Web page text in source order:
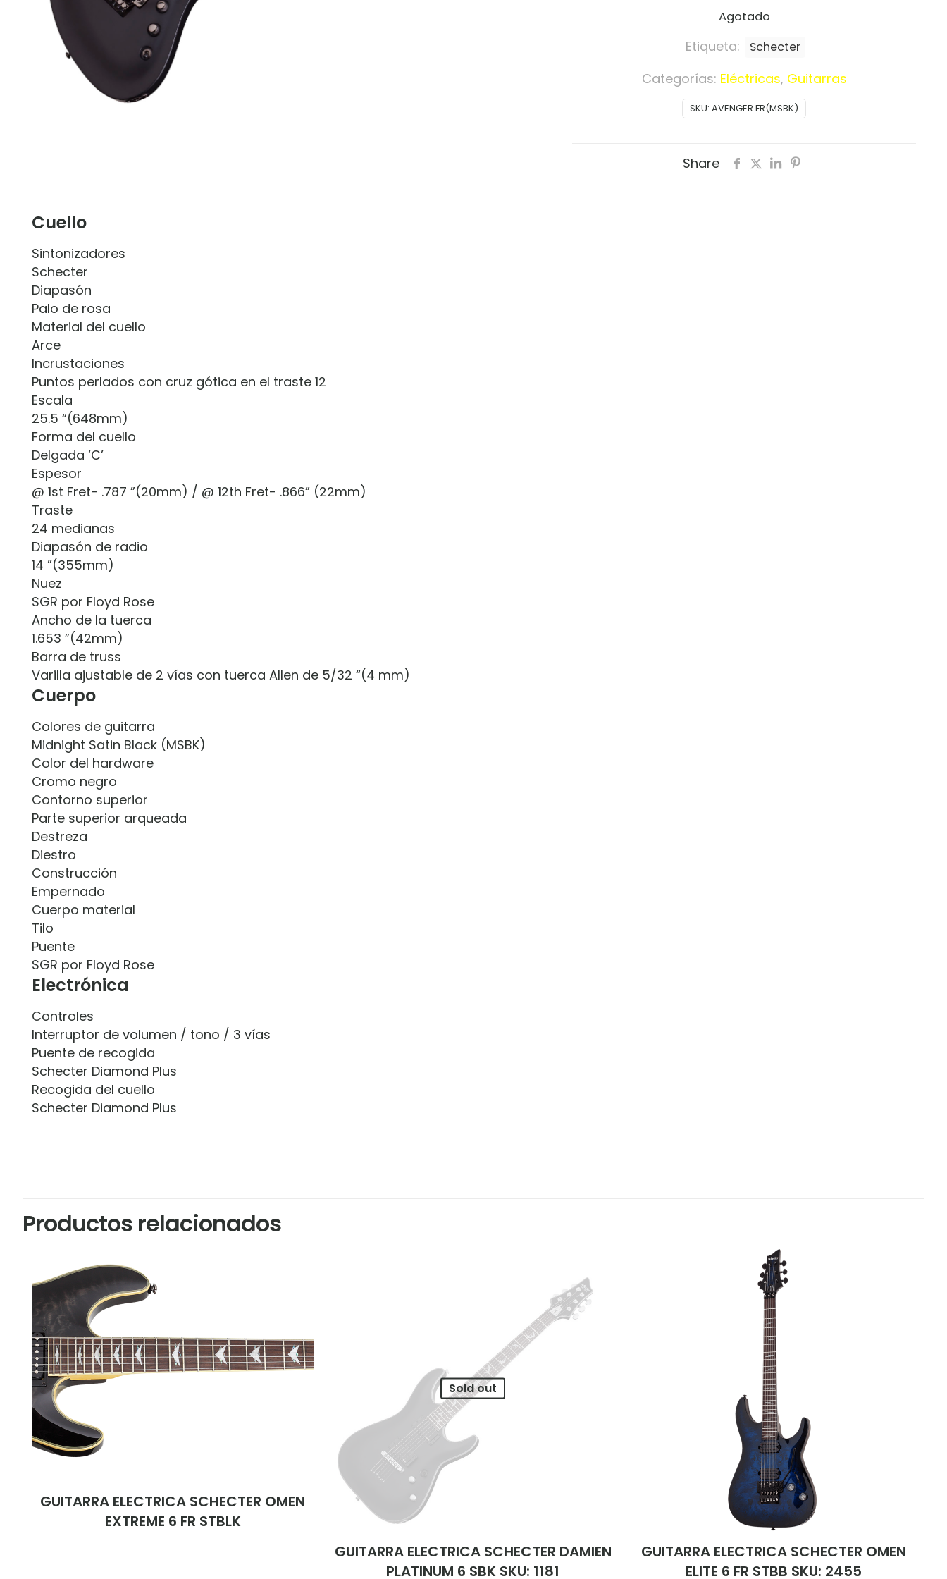
Agotado
SKU: AVENGER FR(MSBK)
Categorías: Eléctricas, Guitarras
Etiqueta: Schecter
Share
Cuello
Sintonizadores
Schecter
Diapasón
Palo de rosa
Material del cuello
Arce
Incrustaciones
Puntos perlados con cruz gótica en el traste 12
Escala
25.5 “(648mm)
Forma del cuello
Delgada ‘C’
Espesor
@ 1st Fret- .787 ”(20mm) / @ 12th Fret- .866” (22mm)
Traste
24 medianas
Diapasón de radio
14 ”(355mm)
Nuez
SGR por Floyd Rose
Ancho de la tuerca
1.653 ”(42mm)
Barra de truss
Varilla ajustable de 2 vías con tuerca Allen de 5/32 “(4 mm)
Cuerpo
Colores de guitarra
Midnight Satin Black (MSBK)
Color del hardware
Cromo negro
Contorno superior
Parte superior arqueada
Destreza
Diestro
Construcción
Empernado
Cuerpo material
Tilo
Puente
SGR por Floyd Rose
Electrónica
Controles
Interruptor de volumen / tono / 3 vías
Puente de recogida
Schecter Diamond Plus
Recogida del cuello
Schecter Diamond Plus
Productos relacionados
GUITARRA ELECTRICA SCHECTER OMEN
EXTREME 6 FR STBLK
Sold out
GUITARRA ELECTRICA SCHECTER DAMIEN
PLATINUM 6 SBK SKU: 1181
GUITARRA ELECTRICA SCHECTER OMEN
ELITE 6 FR STBB SKU: 2455